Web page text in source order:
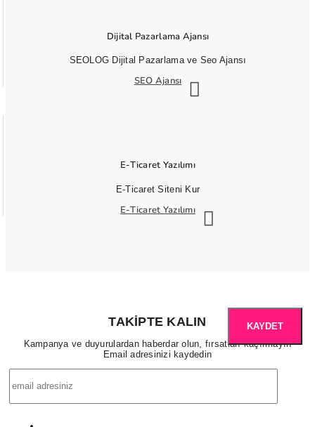
Dijital Pazarlama Ajansı
SEOLOG Dijital Pazarlama ve Seo Ajansı
SEO Ajansı
E-Ticaret Yazılımı
E-Ticaret Siteni Kur
E-Ticaret Yazılımı
TAKIPTE KALIN
Kampanya ve duyurulardan haberdar olun, fırsatları kaçırmayın
Email adresinizi kaydedin
KAYDET